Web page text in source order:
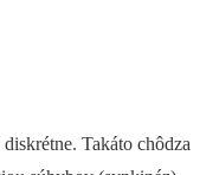
Takáto chôdza